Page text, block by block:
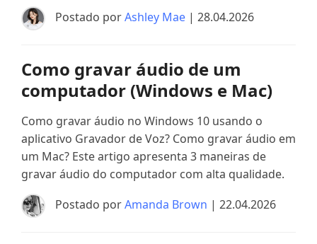
Postado porAshley Mae | 28.04.2026
Como gravar áudio de um
computador (Windows e Mac)
Como gravar áudio no Windows 10 usando o
aplicativo Gravador de Voz? Como gravar áudio em
um Mac? Este artigo apresenta 3 maneiras de
gravar áudio do computador com alta qualidade.
Postado porAmanda Brown | 22.04.2026